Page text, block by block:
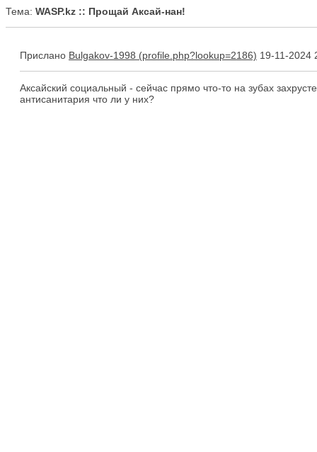
Тема: WASP.kz :: Прощай Аксай-нан!
Прислано Bulgakov-1998 19-11-2024
Аксайский социальный - сейчас прямо что-то на зубах
антисанитария что ли у них?